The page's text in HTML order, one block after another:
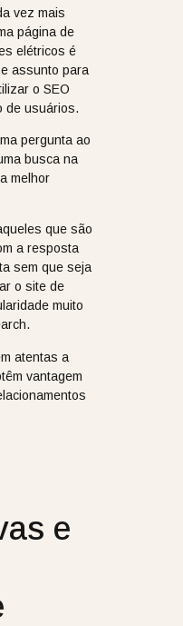
vez mais
página de
elétricos é
assunto para
o SEO
de usuários.
pergunta ao
busca na
melhor
que são
a resposta
sem que seja
o site de
muito
atentas a
vantagem
e